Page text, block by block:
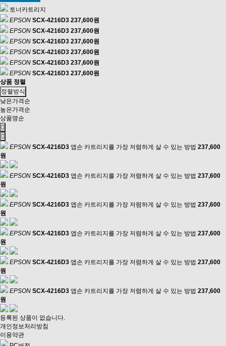
토너카트리지
EPSON SCX-4216D3 237,600원
EPSON SCX-4216D3 237,600원
EPSON SCX-4216D3 237,600원
EPSON SCX-4216D3 237,600원
EPSON SCX-4216D3 237,600원
EPSON SCX-4216D3 237,600원
상품 정렬
정렬방식
낮은가격순
높은가격순
상품명순
EPSON SCX-4216D3 앱손 카트리지를 가장 저렴하게 살 수 있는 방법 237,600
원
EPSON SCX-4216D3 앱손 카트리지를 가장 저렴하게 살 수 있는 방법 237,600
원
EPSON SCX-4216D3 앱손 카트리지를 가장 저렴하게 살 수 있는 방법 237,600
원
EPSON SCX-4216D3 앱손 카트리지를 가장 저렴하게 살 수 있는 방법 237,600
원
EPSON SCX-4216D3 앱손 카트리지를 가장 저렴하게 살 수 있는 방법 237,600
원
EPSON SCX-4216D3 앱손 카트리지를 가장 저렴하게 살 수 있는 방법 237,600
원
등록된 상품이 없습니다.
개인정보처리방침
이용약관